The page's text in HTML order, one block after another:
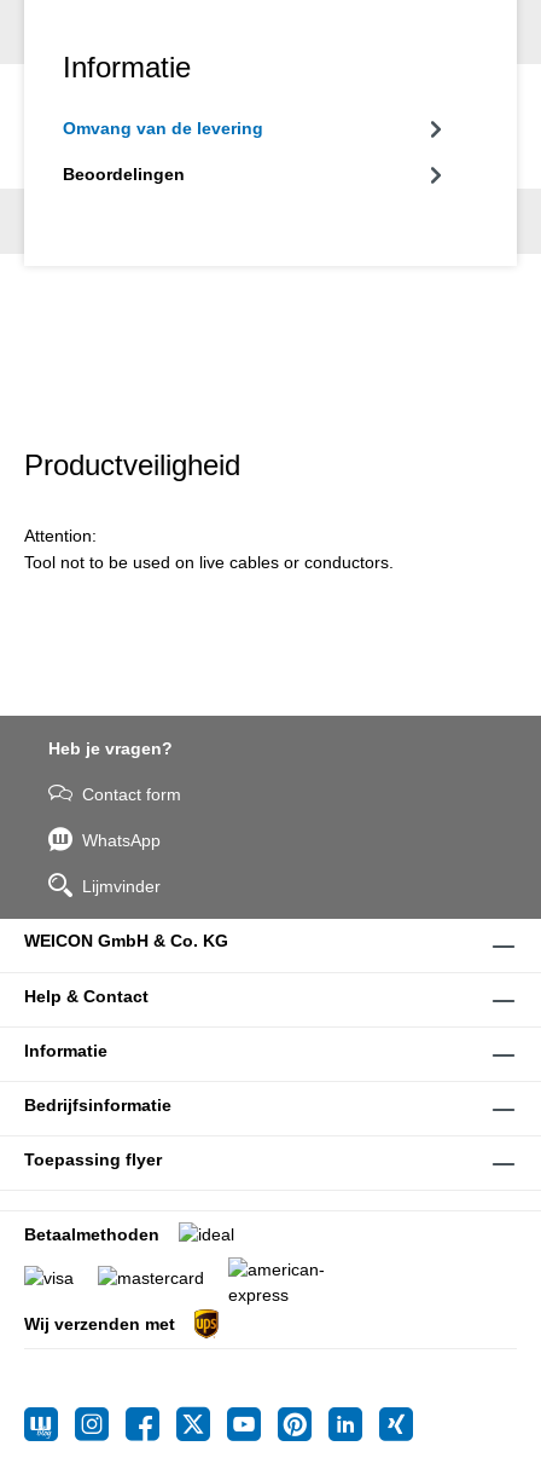
een handomdraai een snelle en procesveilige toegang tot de
bufferbuisje (bijv. van PE) licht in en de gebruiker kan het buisje
te beschadigen. Indien nodig kunnen de geleiding en het mes in
Informatie
Omvang van de levering
Beoordelingen
Productveiligheid
Attention:
Tool not to be used on live cables or conductors.
Heb je vragen?
Contact form
WhatsApp
Lijmvinder
WEICON GmbH & Co. KG
Help & Contact
Informatie
Bedrijfsinformatie
Toepassing flyer
Betaalmethoden
Wij verzenden met